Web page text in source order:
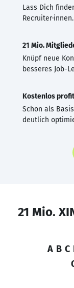
Lass Dich
Recruiter·innen.
21 Mio.
Knüpf neue
besseres Job-
Kostenlos
Schon als
deutlich
21 Mio.
A B C